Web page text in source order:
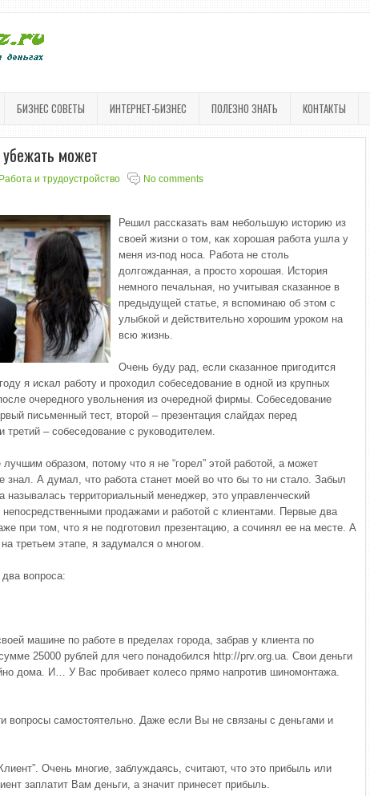
БИЗНЕС СОВЕТЫ ИНТЕРНЕТ-БИЗНЕС ПОЛЕЗНО ЗНАТЬ КОНТАКТЫ
может
Работа и трудоустройство No comments
Решил рассказать вам небольшую историю из
своей жизни о том, как хорошая работа ушла у
меня из-под носа. Работа не столь
долгожданная, а просто хорошая. История
немного печальная, но учитывая сказанное в
предыдущей статье, я вспоминаю об этом с
улыбкой и действительно хорошим уроком на
всю жизнь.
Очень буду рад, если сказанное пригодится
я искал работу и проходил собеседование в одной из крупных
очередного увольнения из очередной фирмы. Собеседование
письменный тест, второй – презентация слайдах перед
третий – собеседование с руководителем.
образом, потому что я не “горел” этой работой, а может
знал. А думал, что работа станет моей во что бы то ни стало. Забыл
называлась территориальный менеджер, это управленческий
непосредственными продажами и работой с клиентами. Первые два
при том, что я не подготовил презентацию, а сочинял ее на месте. А
третьем этапе, я задумался о многом.
вопроса:
машине по работе в пределах города, забрав у клиента по
25000 рублей для чего понадобился http://prv.org.ua. Свои деньги
дома. И… У Вас пробивает колесо прямо напротив шиномонтажа.
вопросы самостоятельно. Даже если Вы не связаны с деньгами и
Очень многие, заблуждаясь, считают, что это прибыль или
заплатит Вам деньги, а значит принесет прибыль.